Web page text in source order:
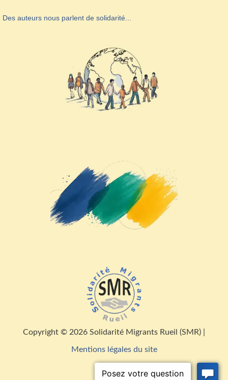
Des auteurs nous parlent de solidarité...
Copyright © 2026 Solidarité Migrants Rueil (SMR) |
Mentions légales du site